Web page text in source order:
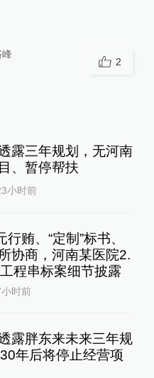
峰
2
露三年规划，无河南
、暂停帮扶
小时前
贿、“定制”标书、
协商，河南某医院2.
程串标案细节披露
时前
露胖东来未来三年规
年后将停止经营项